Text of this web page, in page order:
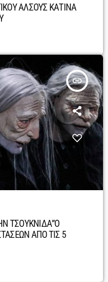
ΑΛΣΟΥΣ ΚΑΤΙΝΑ
insert_link
ΤΣΟΥΚΝΙΔΑ”Ο
ΑΠΟ ΤΙΣ 5